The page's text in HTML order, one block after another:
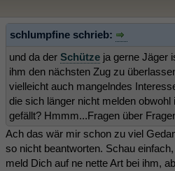
schlumpfine schrieb:
und da der Schütze ja gerne Jäger
ihm den nächsten Zug zu
vielleicht auch mangelndes
die sich länger nicht melden
gefällt? Hmmm...Fragen über
Ach das wär mir schon zu viel
so nicht beantworten. Schau
meld Dich auf ne nette Art bei ihm,